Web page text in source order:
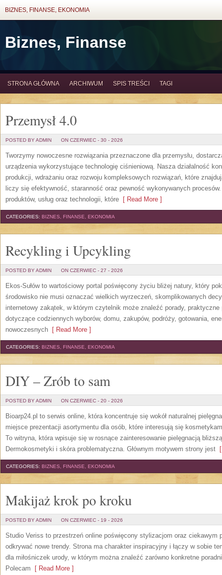
BIZNES, FINANSE, EKONOMIA
Biznes, Finanse
STRONA GŁÓWNA ARCHIWUM SPIS TREŚCI TAGI
Przemysł 4.0
POSTED BY ADMIN ON CZERWIEC - 30 - 2026
Tworzymy nowoczesne rozwiązania przeznaczone dla przemysłu,
urządzenia wykorzystujące technologię ciśnieniową. Nasza działalność
produkcji, wdrażaniu oraz rozwoju kompleksowych rozwiązań, które
liczy się efektywność, staranność oraz pewność wykonywanych
produktów, usług oraz technologii, które [ Read More ]
CATEGORIES: BIZNES, FINANSE, EKONOMIA
Recykling i Upcykling
POSTED BY ADMIN ON CZERWIEC - 27 - 2026
Ekos-Sułów to wartościowy portal poświęcony życiu bliżej natury, który
środowisko nie musi oznaczać wielkich wyrzeczeń, skomplikowanych
internetowy zakątek, w którym czytelnik może znaleźć porady,
dotyczące codziennych wyborów, domu, zakupów, podróży, gotowania,
nowoczesnych [ Read More ]
CATEGORIES: BIZNES, FINANSE, EKONOMIA
DIY – Zrób to sam
POSTED BY ADMIN ON CZERWIEC - 20 - 2026
Bioarp24.pl to serwis online, która koncentruje się wokół naturalnej
miejsce prezentacji asortymentu dla osób, które interesują się
To witryna, która wpisuje się w rosnące zainteresowanie pielęgnacją
Dermokosmetyki i skóra problematyczna. Głównym motywem strony jest
CATEGORIES: BIZNES, FINANSE, EKONOMIA
Makijaż krok po kroku
POSTED BY ADMIN ON CZERWIEC - 19 - 2026
Studio Veriss to przestrzeń online poświęcony stylizacjom oraz ciekawym
odkrywać nowe trendy. Strona ma charakter inspiracyjny i łączy w sobie
dla miłośniczek urody, w którym można znaleźć zarówno konkretne
Polecam [ Read More ]